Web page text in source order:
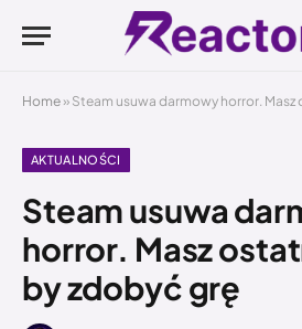
Home » Steam usuwa darmowy horror. Masz
AKTUALNOŚCI
Steam usuwa
horror. Masz
by zdobyć grę